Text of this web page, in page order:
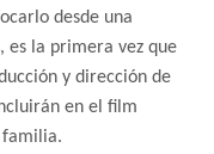
desde una
es la primera vez que
y dirección de
en el film
familia.